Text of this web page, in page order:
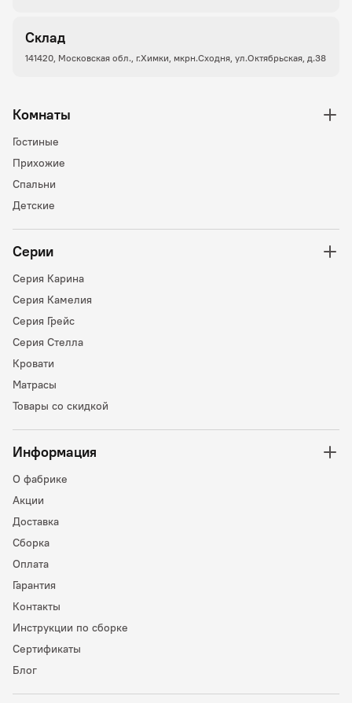
Склад
141420, Московская обл., г.Химки, мкрн.Сходня, ул.Октябрьская, д.38
Комнаты
Гостиные
Прихожие
Спальни
Детские
Серии
Серия Карина
Серия Камелия
Серия Грейс
Серия Стелла
Кровати
Матрасы
Товары со скидкой
Информация
О фабрике
Акции
Доставка
Сборка
Оплата
Гарантия
Контакты
Инструкции по сборке
Сертификаты
Блог